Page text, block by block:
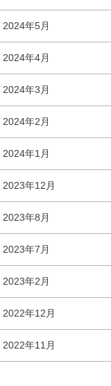
2024年5月
2024年4月
2024年3月
2024年2月
2024年1月
2023年12月
2023年8月
2023年7月
2023年2月
2022年12月
2022年11月